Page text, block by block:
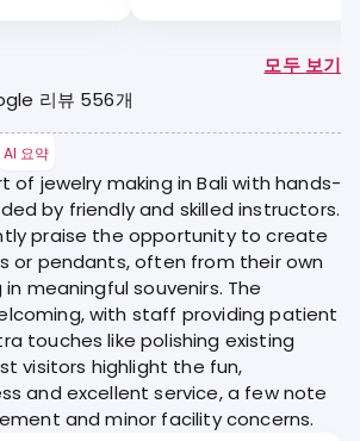
모두 보기
리뷰 556개
AI 요약
of jewelry making in Bali with hands-
by friendly and skilled instructors.
praise the opportunity to create
or pendants, often from their own
meaningful souvenirs. The
with staff providing patient
touches like polishing existing
visitors highlight the fun,
and excellent service, a few note
and minor facility concerns.